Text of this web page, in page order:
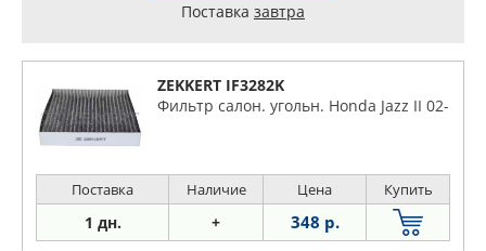
Поставка завтра
ZEKKERT IF3282K
Фильтр салон. угольн. Honda Jazz II 02-
Поставка Наличие Цена Купить
1 дн. + 348 р.